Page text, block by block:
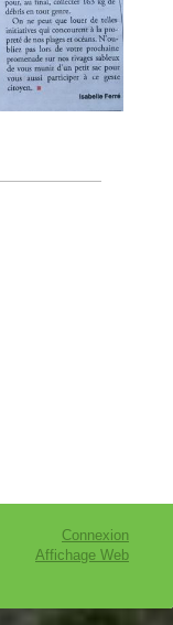
Connexion
Affichage Web